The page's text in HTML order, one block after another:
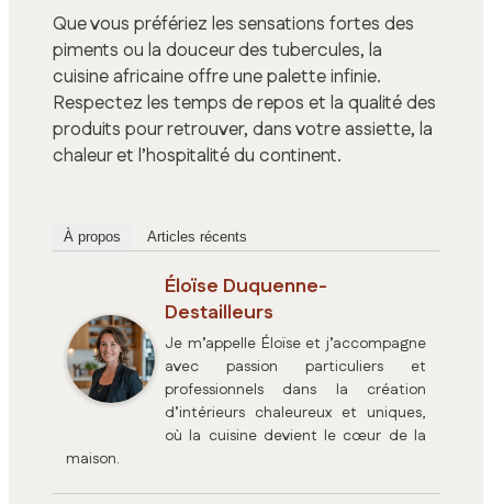
Que vous préfériez les sensations fortes des
piments ou la douceur des tubercules, la
cuisine africaine offre une palette infinie.
Respectez les temps de repos et la qualité des
produits pour retrouver, dans votre assiette, la
chaleur et l’hospitalité du continent.
À propos Articles récents
Éloïse Duquenne-
Destailleurs
Je m’appelle Éloïse et j’accompagne
avec passion particuliers et
professionnels dans la création
d’intérieurs chaleureux et uniques,
où la cuisine devient le cœur de la
maison.